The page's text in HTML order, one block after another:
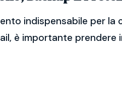
indispensabile per la
è importante prendere